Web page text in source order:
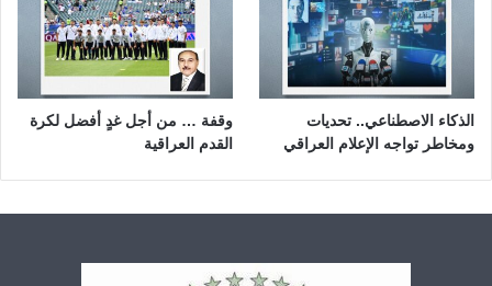
الذكاء الاصطناعي.. تحديات
ومخاطر تواجه الإعلام العراقي
وقفة … من أجل غدٍ أفضل لكرة
القدم العراقية